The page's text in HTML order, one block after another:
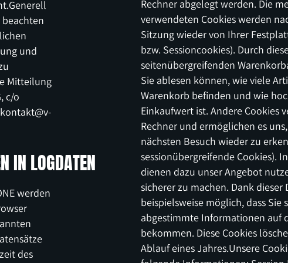
und
Mitteilung
c/o
IN LOGDATEN
werden
des
Rechner abgelegt werden. Die
verwendeten Cookies werden
Sitzung wieder von Ihrer
bzw. Sessioncookies). Durch
seitenübergreifenden
Sie ablesen können, wie viele
Warenkorb befinden und wie
Einkaufwert ist. Andere Cookies
Rechner und ermöglichen es
nächsten Besuch wieder zu
sessionübergreifende Cookies).
dienen dazu unser Angebot
sicherer zu machen. Dank dieser
beispielsweise möglich, dass Sie
abgestimmte Informationen auf
bekommen. Diese Cookies
Ablauf eines Jahres.Unsere